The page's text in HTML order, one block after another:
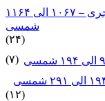
قرن دوازده هجری – ۱۰۶۷ الی ۱۱۶۴
شمسی
(۲۴)
(۷)
(۱۲)